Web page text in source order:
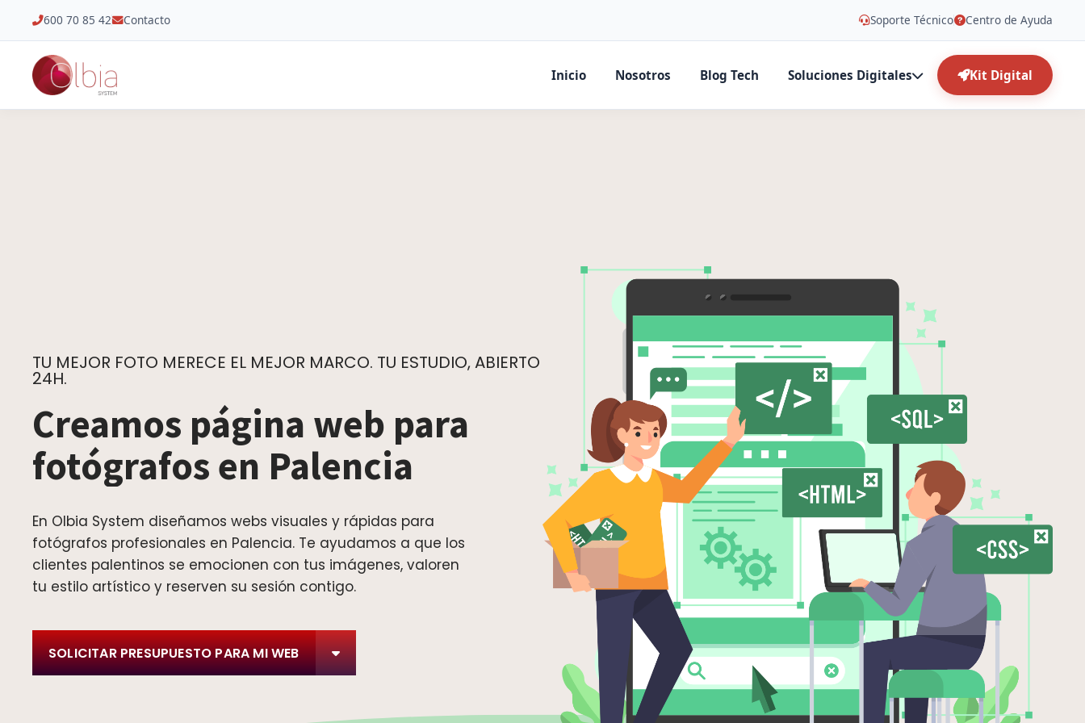
600 70 85 42 Contacto Soporte Técnico Centro de Ayuda
Inicio Nosotros Blog Tech Soluciones Digitales Kit Digital
TU MEJOR FOTO MERECE EL MEJOR MARCO. TU ESTUDIO, ABIERTO
24H.
Creamos página web para
fotógrafos en Palencia
En Olbia System diseñamos webs visuales y rápidas para
fotógrafos profesionales en Palencia. Te ayudamos a que los
clientes palentinos se emocionen con tus imágenes, valoren
tu estilo artístico y reserven su sesión contigo.
SOLICITAR PRESUPUESTO PARA MI WEB